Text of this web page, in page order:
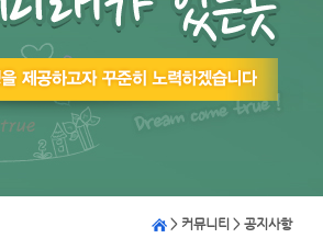
> 커뮤니티 > 공지사항